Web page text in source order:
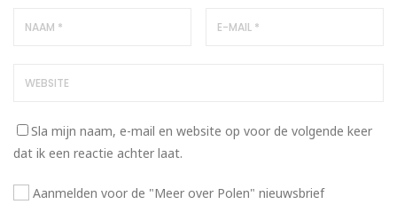
Sla mijn naam, e-mail en website op voor de volgende keer
dat ik een reactie achter laat.
Aanmelden voor de "Meer over Polen" nieuwsbrief